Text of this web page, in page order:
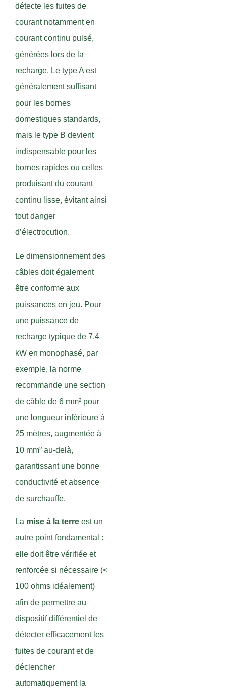
détecte les fuites de
courant notamment en
courant continu pulsé,
générées lors de la
recharge. Le type A est
généralement suffisant
pour les bornes
domestiques standards,
mais le type B devient
indispensable pour les
bornes rapides ou celles
produisant du courant
continu lisse, évitant ainsi
tout danger
d’électrocution.
Le dimensionnement des
câbles doit également
être conforme aux
puissances en jeu. Pour
une puissance de
recharge typique de 7,4
kW en monophasé, par
exemple, la norme
recommande une section
de câble de 6 mm² pour
une longueur inférieure à
25 mètres, augmentée à
10 mm² au-delà,
garantissant une bonne
conductivité et absence
de surchauffe.
La mise à la terre est un
autre point fondamental :
elle doit être vérifiée et
renforcée si nécessaire (<
100 ohms idéalement)
afin de permettre au
dispositif différentiel de
détecter efficacement les
fuites de courant et de
déclencher
automatiquement la